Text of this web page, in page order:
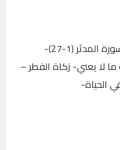
من أحكام النون الساكنه والتنوين- سورة المدثر (1-27)-
لا يعني- زكاة الفطر –
الحياة-